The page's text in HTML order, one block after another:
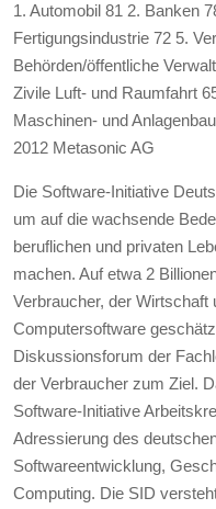
1. Automobil 81 2. Banken
Fertigungsindustrie 72 5.
Behörden/öffentliche
Zivile Luft- und Raumfahrt
Maschinen- und
2012 Metasonic AG
Die Software-Initiative
um auf die wachsende
beruflichen und privaten
machen. Auf etwa 2
Verbraucher, der Wirtschaft
Computersoftware
Diskussionsforum der
der Verbraucher zum Ziel.
Software-Initiative
Adressierung des
Softwareentwicklung,
Computing. Die SID